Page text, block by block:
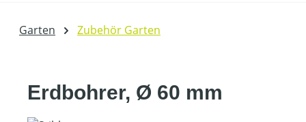
Garten Zubehör Garten
Erdbohrer, Ø 60 mm